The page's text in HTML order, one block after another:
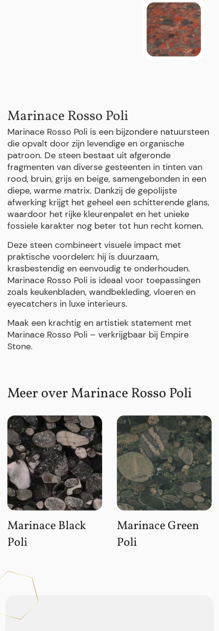
Marinace Rosso Poli
Marinace Rosso Poli is een bijzondere natuursteen
die opvalt door zijn levendige en organische
patroon. De steen bestaat uit afgeronde
fragmenten van diverse gesteenten in tinten van
rood, bruin, grijs en beige, samengebonden in een
diepe, warme matrix. Dankzij de gepolijste
afwerking krijgt het geheel een schitterende glans,
waardoor het rijke kleurenpalet en het unieke
fossiele karakter nog beter tot hun recht komen.
Deze steen combineert visuele impact met
praktische voordelen: hij is duurzaam,
krasbestendig en eenvoudig te onderhouden.
Marinace Rosso Poli is ideaal voor toepassingen
zoals keukenbladen, wandbekleding, vloeren en
eyecatchers in luxe interieurs.
Maak een krachtig en artistiek statement met
Marinace Rosso Poli – verkrijgbaar bij Empire
Stone.
Meer over Marinace Rosso Poli
Marinace Black
Poli
Marinace Green
Poli